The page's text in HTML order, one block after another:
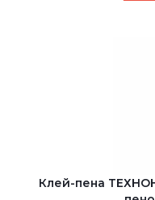
Клей-пена